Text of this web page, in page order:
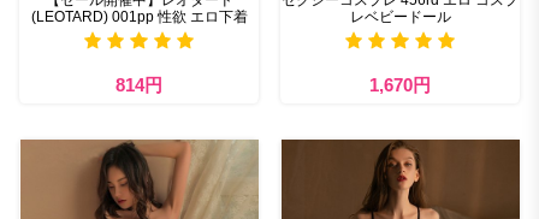
(LEOTARD) 001pp 性欲 エロ下着
814円
レベビードール
1,670円